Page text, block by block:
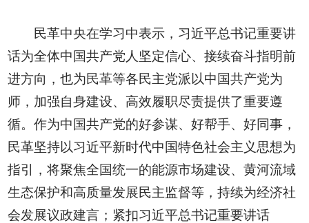
民革中央在学习中表示，习近平总书记重要讲
话为全体中国共产党人坚定信心、接续奋斗指明前
进方向，也为民革等各民主党派以中国共产党为
师，加强自身建设、高效履职尽责提供了重要遵
循。作为中国共产党的好参谋、好帮手、好同事，
民革坚持以习近平新时代中国特色社会主义思想为
指引，将聚焦全国统一的能源市场建设、黄河流域
生态保护和高质量发展民主监督等，持续为经济社
会发展议政建言；紧扣习近平总书记重要讲话